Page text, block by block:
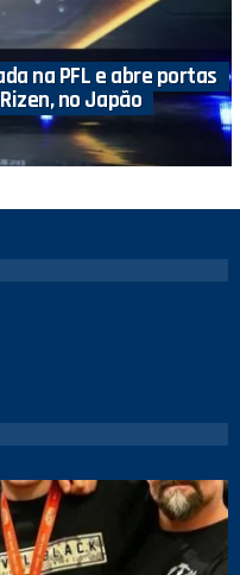
na PFL e abre portas
no Japão